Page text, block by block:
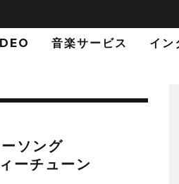
音楽サービス イン
ソング
ーチューン